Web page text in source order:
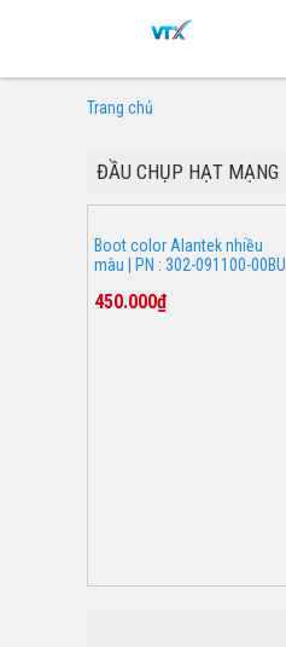
Trang chủ
ĐẦU CHỤP HẠT MẠNG
Boot color Alantek nhiều
màu | PN : 302-091100-00BU
450.000₫